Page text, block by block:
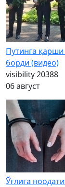
Путинга
борди (видео)
visibility20388
06 август
Ўғлига